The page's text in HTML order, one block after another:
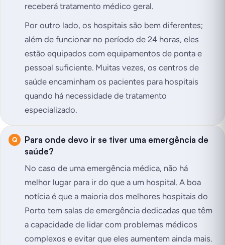
receberá tratamento médico geral.
Por outro lado, os hospitais são bem diferentes;
além de funcionar no período de 24 horas, eles
estão equipados com equipamentos de ponta e
pessoal suficiente. Muitas vezes, os centros de
saúde encaminham os pacientes para hospitais
quando há necessidade de tratamento
especializado.
Para onde devo ir se tiver uma emergência de
saúde?
No caso de uma emergência médica, não há
melhor lugar para ir do que a um hospital. A boa
notícia é que a maioria dos melhores hospitais do
Porto tem salas de emergência dedicadas que têm
a capacidade de lidar com problemas médicos
complexos e evitar que eles aumentem ainda mais.